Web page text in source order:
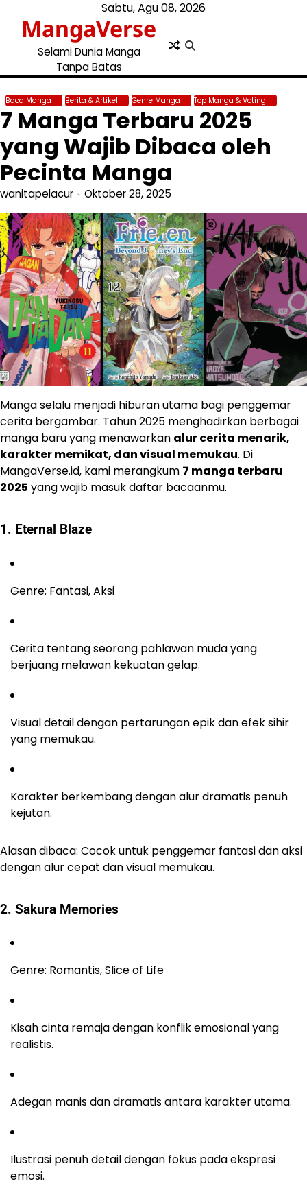
content
Sabtu, Agu 08, 2026
MangaVerse
Selami Dunia Manga
Tanpa Batas
Baca Manga Berita & Artikel Genre Manga Top Manga & Voting
7 Manga Terbaru 2025
yang Wajib Dibaca oleh
Pecinta Manga
wanitapelacur Oktober 28, 2025
Manga selalu menjadi hiburan utama bagi penggemar
cerita bergambar. Tahun 2025 menghadirkan berbagai
manga baru yang menawarkan alur cerita menarik,
karakter memikat, dan visual memukau. Di
MangaVerse.id, kami merangkum 7 manga terbaru
2025 yang wajib masuk daftar bacaanmu.
1. Eternal Blaze
Genre: Fantasi, Aksi
Cerita tentang seorang pahlawan muda yang
berjuang melawan kekuatan gelap.
Visual detail dengan pertarungan epik dan efek sihir
yang memukau.
Karakter berkembang dengan alur dramatis penuh
kejutan.
Alasan dibaca: Cocok untuk penggemar fantasi dan aksi
dengan alur cepat dan visual memukau.
2. Sakura Memories
Genre: Romantis, Slice of Life
Kisah cinta remaja dengan konflik emosional yang
realistis.
Adegan manis dan dramatis antara karakter utama.
Ilustrasi penuh detail dengan fokus pada ekspresi
emosi.